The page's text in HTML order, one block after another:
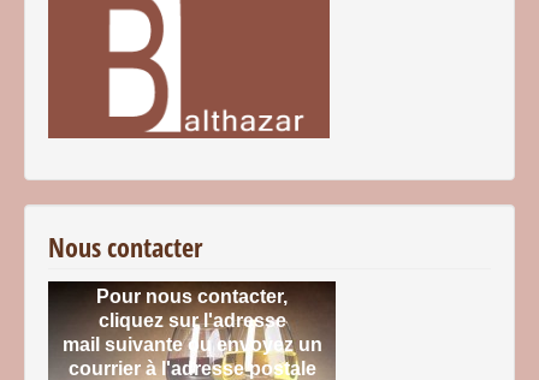
Nous contacter
Pour nous contacter,
cliquez sur l'adresse
mail suivante ou envoyez un
courrierà l'adresse postale